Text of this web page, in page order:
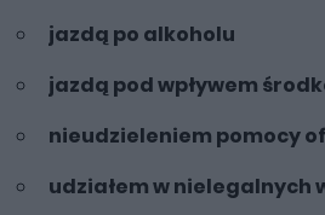
jazdą po alkoholu
jazdą pod wpływem
nieudzieleniem pomocy
udziałem w nielegalnych